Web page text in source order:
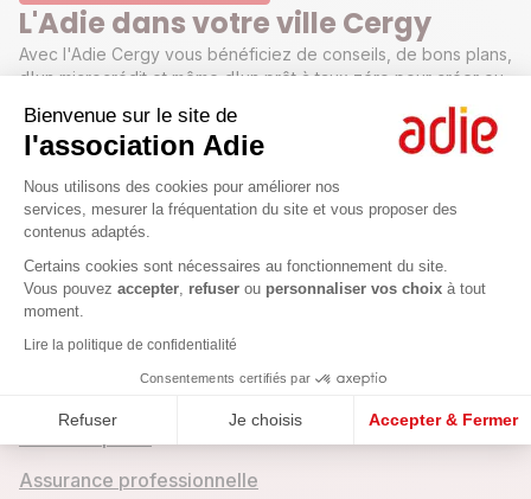
Bienvenue sur le site de
l'association Adie
Plateforme de Gestion du
Nous utilisons des cookies pour améliorer nos
services, mesurer la fréquentation du site et vous proposer des
contenus adaptés.
Certains cookies sont nécessaires au fonctionnement du site.
Vous pouvez accepter, refuser ou personnaliser vos choix à tout
moment.
Lire la politique de confidentialité
Consentements certifiés par
Refuser Je choisis Accepter & Fermer
Axeptio consent
L'Adie dans votre ville Cergy
Avec l'Adie Cergy vous bénéficiez de conseils, de bons plans,
d'un microcrédit et même d'un prêt à taux zéro pour créer ou
Crédits & assurances
Crédit entreprise
Crédit mobilité
Assurance professionnelle